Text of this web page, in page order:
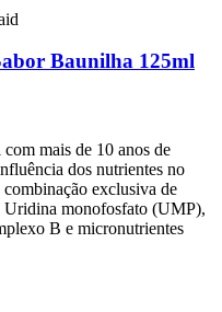
Baunilha 125ml
mais de 10 anos de
dos nutrientes no
exclusiva de
Uridina monofosfato (UMP),
B e micronutrientes